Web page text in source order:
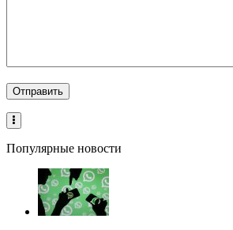
Популярные новости